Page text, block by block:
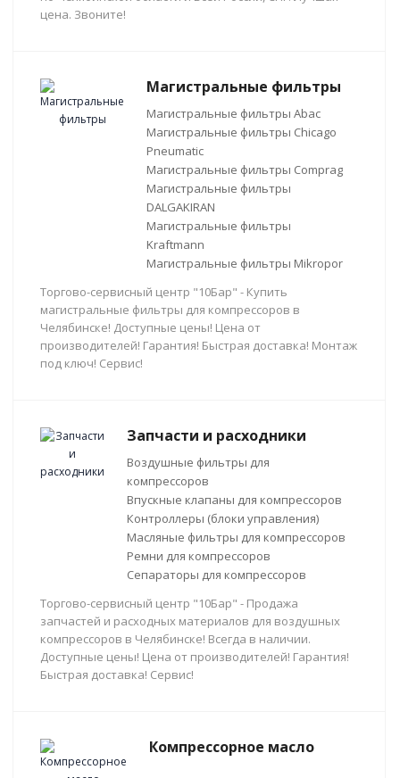
цена. Звоните!
Магистральные фильтры
Магистральные фильтры Abac
Магистральные фильтры Chicago
Pneumatic
Магистральные фильтры Comprag
Магистральные фильтры
DALGAKIRAN
Магистральные фильтры
Kraftmann
Магистральные фильтры Mikropor
Торгово-сервисный центр "10Бар" - Купить
магистральные фильтры для компрессоров в
Челябинске! Доступные цены! Цена от
производителей! Гарантия! Быстрая доставка! Монтаж
под ключ! Сервис!
Запчасти и расходники
Воздушные фильтры для
компрессоров
Впускные клапаны для компрессоров
Контроллеры (блоки управления)
Масляные фильтры для компрессоров
Ремни для компрессоров
Сепараторы для компрессоров
Торгово-сервисный центр "10Бар" - Продажа
запчастей и расходных материалов для воздушных
компрессоров в Челябинске! Всегда в наличии.
Доступные цены! Цена от производителей! Гарантия!
Быстрая доставка! Сервис!
Компрессорное масло